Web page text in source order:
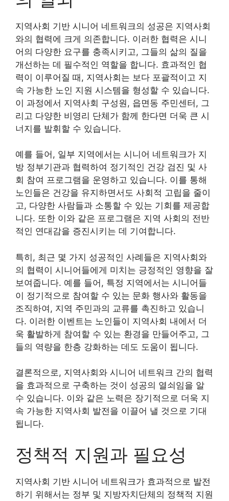
지역사회 기반 시니어 네트워크의 성공은 지역사회
와의 협력에 크게 의존합니다. 이러한 협력은 시니
어의 다양한 요구를 충족시키고, 그들의 삶의 질을
개선하는 데 필수적인 역할을 합니다. 효과적인 협
력이 이루어질 때, 지역사회는 보다 포괄적이고 지
속 가능한 노인 지원 시스템을 형성할 수 있습니다.
이 과정에서 지역사회 구성원, 읍면동 주민센터, 그
리고 다양한 비영리 단체가 함께 한다면 더욱 큰 시
너지를 발휘할 수 있습니다.
예를 들어, 일부 지역에서는 시니어 네트워크가 지
방 정부기관과 협력하여 정기적인 건강 검진 및 사
회 참여 프로그램을 운영하고 있습니다. 이를 통해
노인들은 건강을 유지하면서도 사회적 고립을 줄이
고, 다양한 사람들과 소통할 수 있는 기회를 제공합
니다. 또한 이와 같은 프로그램은 지역 사회의 전반
적인 연대감을 증진시키는 데 기여합니다.
특히, 최근 몇 가지 성공적인 사례들은 지역사회와
의 협력이 시니어들에게 미치는 긍정적인 영향을 잘
보여줍니다. 예를 들어, 특정 지역에서는 시니어들
이 정기적으로 참여할 수 있는 문화 행사와 활동을
조직하여, 지역 주민과의 교류를 촉진하고 있습니
다. 이러한 이벤트는 노인들이 지역사회 내에서 더
욱 활발하게 참여할 수 있는 환경을 만들어주고, 그
들의 역량을 한층 강화하는 데도 도움이 됩니다.
결론적으로, 지역사회와 시니어 네트워크 간의 협력
을 효과적으로 구축하는 것이 성공의 열쇠임을 알
수 있습니다. 이와 같은 노력은 장기적으로 더욱 지
속 가능한 지역사회 발전을 이끌어 낼 것으로 기대
됩니다.
정책적 지원과 필요성
지역사회 기반 시니어 네트워크가 효과적으로 발전
하기 위해서는 정부 및 지방자치단체의 정책적 지원